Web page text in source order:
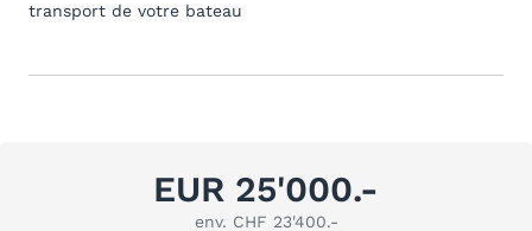
transport de votre bateau
EUR 25'000.-
env. CHF 23'400.-